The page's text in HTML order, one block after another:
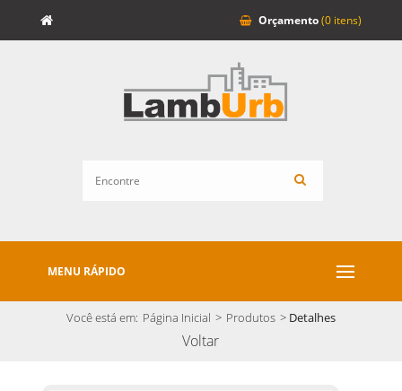
Orçamento(0 itens)
MENU RÁPIDO
Você está em: Página Inicial > Produtos > Detalhes
Voltar